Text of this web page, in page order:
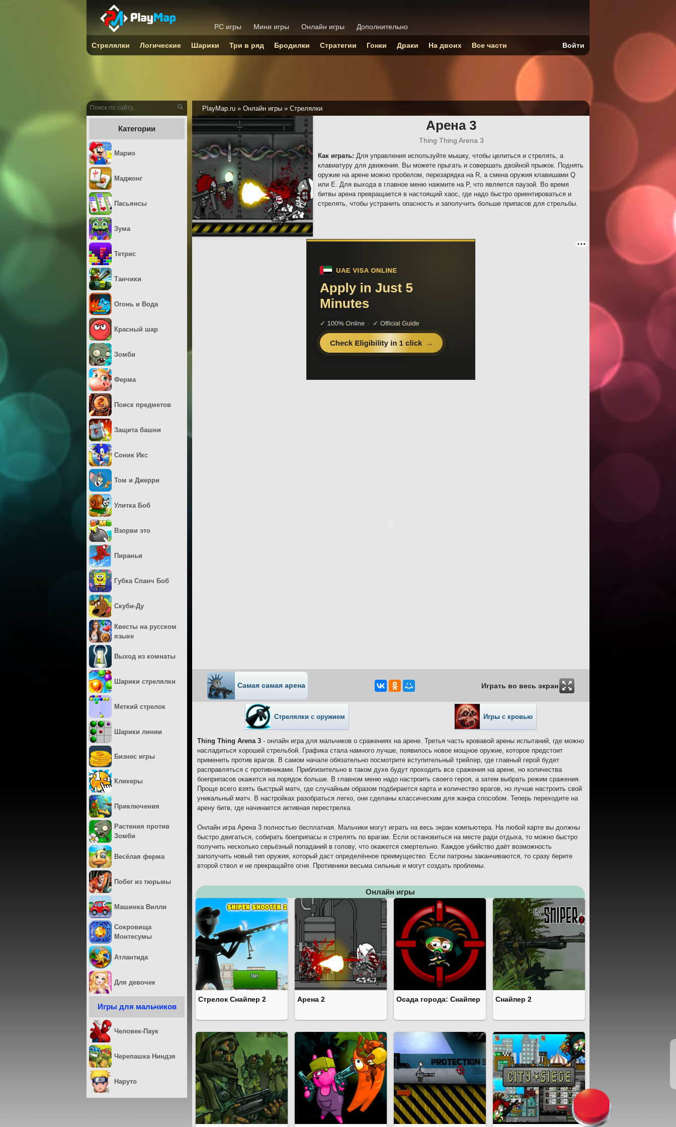
PlayMap.ru » Онлайн игры » Стрелялки
Арена 3
Thing Thing Arena 3
Как играть: Для управления используйте мышку, чтобы целиться и стрелять, а
клавиатуру для движения. Вы можете прыгать и совершать двойной прыжок. Поднять
оружие на арене можно пробелом, перезарядка на R, а смена оружия клавишами Q
или E. Для выхода в главное меню нажмите на P, что является паузой. Во время
битвы арена превращается в настоящий хаос, где надо быстро ориентироваться и
стрелять, чтобы устранить опасность и заполучить больше припасов для стрельбы.
Самая самая арена Играть во весь экран
Стрелялки с оружием Игры с кровью
Thing Thing Arena 3 - онлайн игра для мальчиков о сражениях на арене. Третья часть кровавой арены испытаний, где можно
насладиться хорошей стрельбой. Графика стала намного лучше, появилось новое мощное оружие, которое предстоит
применить против врагов. В самом начале обязательно посмотрите вступительный трейлер, где главный герой будет
расправляться с противниками. Приблизительно в таком духе будут проходить все сражения на арене, но количества
боеприпасов окажется на порядок больше. В главном меню надо настроить своего героя, а затем выбрать режим сражения.
Проще всего взять быстрый матч, где случайным образом подбирается карта и количество врагов, но лучше настроить свой
уникальный матч. В настройках разобраться легко, они сделаны классическим для жанра способом. Теперь переходите на
арену битв, где начинается активная перестрелка.
Онлайн игра Арена 3 полностью бесплатная. Мальчики могут играть на весь экран компьютера. На любой карте вы должны
быстро двигаться, собирать боеприпасы и стрелять по врагам. Если остановиться на месте ради отдыха, то можно быстро
получить несколько серьёзный попаданий в голову, что окажется смертельно. Каждое убийство даёт возможность
заполучить новый тип оружия, который даст определённое преимущество. Если патроны заканчиваются, то сразу берите
второй ствол и не прекращайте огня. Противники весьма сильные и могут создать проблемы.
Онлайн игры
Стрелок Снайпер 2 Арена 2 Осада города: Снайпер Снайпер 2
Категории
Марио
Маджонг
Пасьянсы
Зума
Тетрис
Танчики
Огонь и Вода
Красный шар
Зомби
Ферма
Поиск предметов
Защита башни
Соник Икс
Том и Джерри
Улитка Боб
Взорви это
Пираньи
Губка Спанч Боб
Скуби-Ду
Квесты на русском
языке
Выход из комнаты
Шарики стрелялки
Меткий стрелок
Шарики линии
Бизнес игры
Кликеры
Приключения
Растения против
Зомби
Весёлая ферма
Побег из тюрьмы
Машинка Вилли
Сокровища
Монтесумы
Атлантида
Для девочек
Игры для мальчиков
Человек-Паук
Черепашка Ниндзя
Наруто
PC игры Мини игры Онлайн игры Дополнительно
Стрелялки Логические Шарики Три в ряд Бродилки Стратегии Гонки Драки На двоих Все части Войти